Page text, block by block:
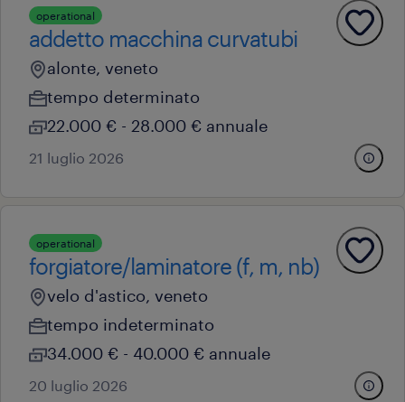
operational
addetto macchina curvatubi
alonte, veneto
tempo determinato
22.000 € - 28.000 € annuale
21 luglio 2026
operational
forgiatore/laminatore (f, m, nb)
velo d'astico, veneto
tempo indeterminato
34.000 € - 40.000 € annuale
20 luglio 2026